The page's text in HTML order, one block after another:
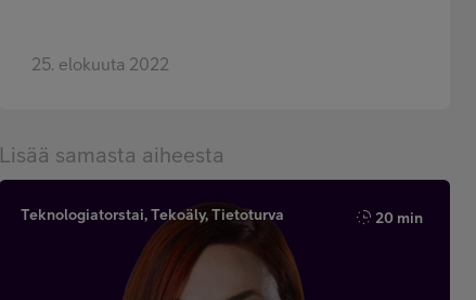
Lisää samasta aiheesta
Teknologiatorstai, Tekoäly, Tietoturva 20 min
25. elokuuta 2022